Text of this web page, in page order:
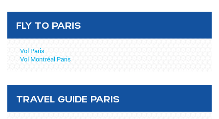
FLY TO PARIS
Vol Paris
Vol Montréal Paris
TRAVEL GUIDE PARIS